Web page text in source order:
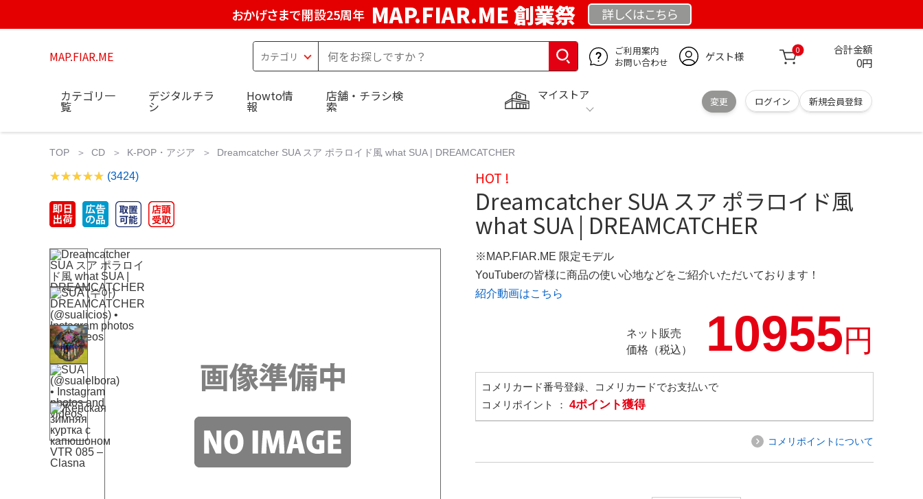
おかげさまで開設25周年 MAP.FIAR.ME 創業祭 詳しくはこちら
MAP.FIAR.ME
ご利用案内
お問い合わせ
ゲスト様 0 合計金額
0円
マイストア
変更 ログイン 新規会員登録
カテゴリ一
覧
デジタルチラ
シ
Howto情
報
店舗・チラシ検
索
TOP CD K-POP・アジア Dreamcatcher SUA スア ポラロイド風 what SUA | DREAMCATCHER
(3424) HOT !
Dreamcatcher SUA スア ポラロイド風
what SUA | DREAMCATCHER
※MAP.FIAR.ME 限定モデル
YouTuberの皆様に商品の使い心地などをご紹介いただいております！
紹介動画はこちら
ネット販売
価格（税込）
10955円
コメリカード番号登録、コメリカードでお支払いで
コメリポイント ： 4ポイント獲得
コメリポイントについて